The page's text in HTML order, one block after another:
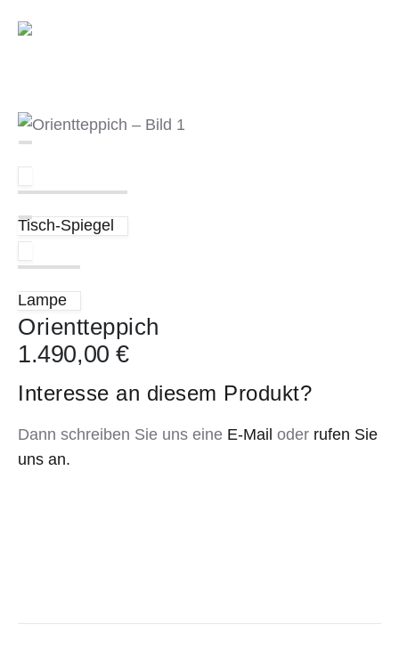
Tisch-Spiegel
Lampe
Orientteppich
1.490,00€
Interesse an diesem Produkt?
Dann schreiben Sie uns eine E-Mail oder rufen Sie
uns an.